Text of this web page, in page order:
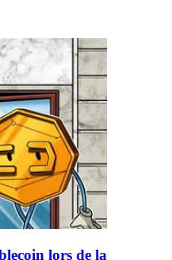
lors de la